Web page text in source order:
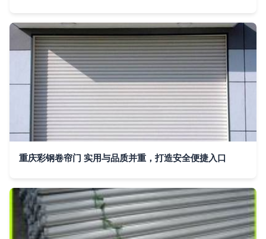
重庆彩钢卷帘门 实用与品质并重，打造安全便捷入口